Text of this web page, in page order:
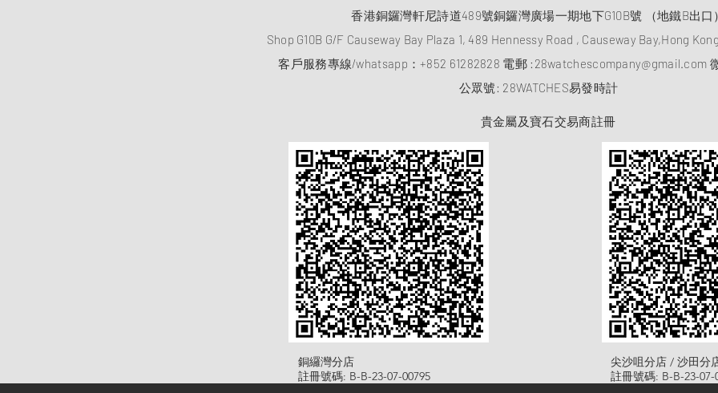
香港銅鑼灣軒尼詩道489號銅鑼灣廣場一期地下G10B號 （地鐵B出口）
Shop G10B G/F Causeway Bay Plaza 1, 489 Hennessy Road , Causeway Bay,Hong Kong
客戶服務專線/whatsapp：+852 61282828 電郵 : 28watchescompany@gmail.com
​公眾號: 28WATCHES易發時計
貴金屬及寶石交易商註冊
​銅纙灣分店
註冊號碼: B-B-23-07-00795
尖沙咀分店 / 沙田分
註冊號碼: B-B-23-07-